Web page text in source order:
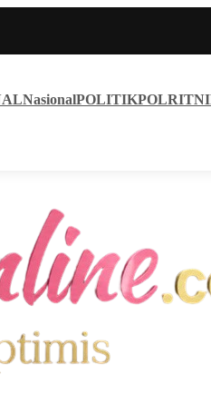
NasionalPOLITIKPOLRITNI